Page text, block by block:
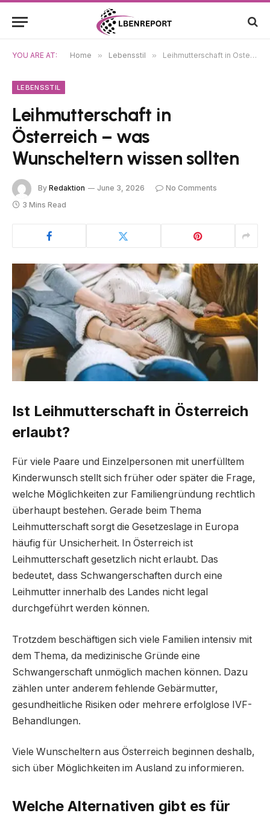
YOU ARE AT: Home » Lebensstil » Leihmutterschaft in Österreich – was Wunscheltern wissen sollten
LEBENSSTIL
Leihmutterschaft in
Österreich – was
Wunscheltern wissen sollten
By Redaktion June 3, 2026
No Comments
3 Mins Read
Ist Leihmutterschaft in Österreich
erlaubt?
Für viele Paare und Einzelpersonen mit unerfülltem
Kinderwunsch stellt sich früher oder später die Frage,
welche Möglichkeiten zur Familiengründung rechtlich
überhaupt bestehen. Gerade beim Thema
Leihmutterschaft sorgt die Gesetzeslage in Europa
häufig für Unsicherheit. In Österreich ist
Leihmutterschaft gesetzlich nicht erlaubt. Das
bedeutet, dass Schwangerschaften durch eine
Leihmutter innerhalb des Landes nicht legal
durchgeführt werden können.
Trotzdem beschäftigen sich viele Familien intensiv mit
dem Thema, da medizinische Gründe eine
Schwangerschaft unmöglich machen können. Dazu
zählen unter anderem fehlende Gebärmutter,
gesundheitliche Risiken oder mehrere erfolglose IVF-
Behandlungen.
Viele Wunscheltern aus Österreich beginnen deshalb,
sich über Möglichkeiten im Ausland zu informieren.
Welche Alternativen gibt es für